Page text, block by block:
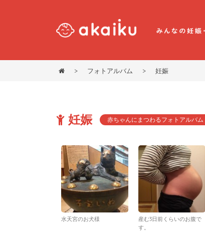
> フォトアルバム > 妊娠
妊娠 赤ちゃんにまつわるフォトアルバム
水天宮のお犬様
産む3日前くらいのお腹で
す。